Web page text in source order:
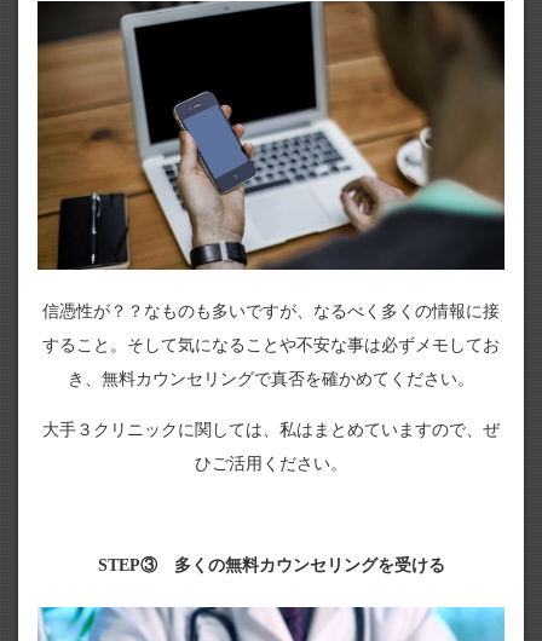
信憑性が？？なものも多いですが、なるべく多くの情報に接
すること。そして気になることや不安な事は必ずメモしてお
き、無料カウンセリングで真否を確かめてください。
大手３クリニックに関しては、私はまとめていますので、ぜ
ひご活用ください。
STEP③ 多くの無料カウンセリングを受ける